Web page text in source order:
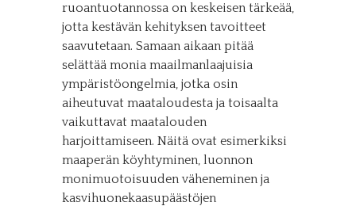
ruoantuotannossa on keskeisen tärkeää,
jotta kestävän kehityksen tavoitteet
saavutetaan. Samaan aikaan pitää
selättää monia maailmanlaajuisia
ympäristöongelmia, jotka osin
aiheutuvat maataloudesta ja toisaalta
vaikuttavat maatalouden
harjoittamiseen. Näitä ovat esimerkiksi
maaperän köyhtyminen, luonnon
monimuotoisuuden väheneminen ja
kasvihuonekaasupäästöjen